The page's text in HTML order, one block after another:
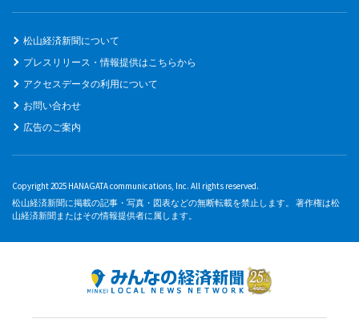
松山経済新聞について
プレスリリース・情報提供はこちらから
アクセスデータの利用について
お問い合わせ
広告のご案内
Copyright 2025 HANAGATA communications, Inc. All rights reserved.
松山経済新聞に掲載の記事・写真・図表などの無断転載を禁止します。 著作権は松
山経済新聞またはその情報提供者に属します。